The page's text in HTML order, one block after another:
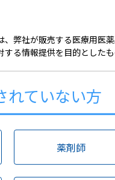
番号※半角 -
府県
、弊社が販売する医療用医
する情報提供を目的とした
れていない方
薬剤師